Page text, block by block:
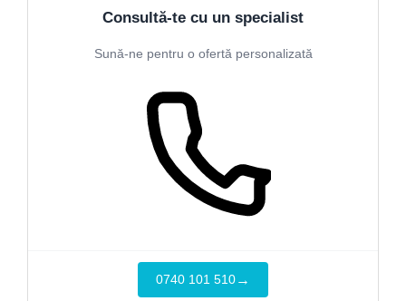
Consultă-te cu un specialist
Sună-ne pentru o ofertă personalizată
0740 101 510→